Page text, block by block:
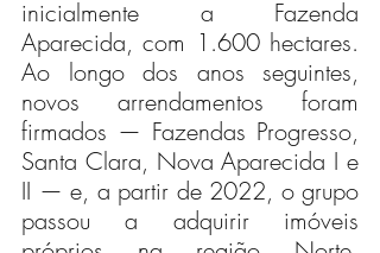
inicialmente a Fazenda
Aparecida, com 1.600 hectares.
Ao longo dos anos seguintes,
novos arrendamentos foram
firmados — Fazendas Progresso,
Santa Clara, Nova Aparecida I e
II — e, a partir de 2022, o grupo
passou a adquirir imóveis